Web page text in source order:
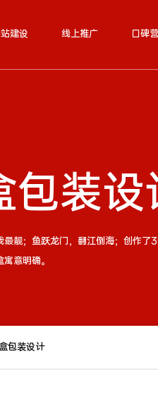
建设 线上推广 口碑
包装设
靓；鱼跃龙门，翻江倒海；创作了
意明确。
包装设计